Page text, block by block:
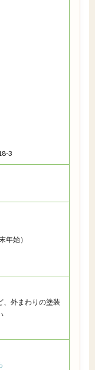
3
年始）
、外まわりの塗装